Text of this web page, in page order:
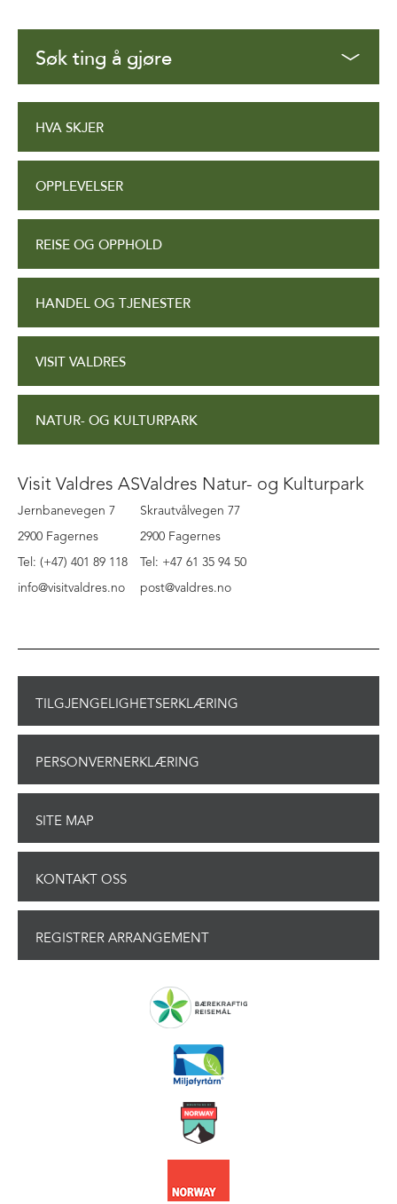
Søk ting å gjøre
HVA SKJER
OPPLEVELSER
REISE OG OPPHOLD
HANDEL OG TJENESTER
VISIT VALDRES
NATUR- OG KULTURPARK
Visit Valdres AS
Jernbanevegen 7
2900 Fagernes
Tel: (+47) 401 89 118
info@visitvaldres.no
Valdres Natur- og Kulturpark
Skrautvålvegen 77
2900 Fagernes
Tel: +47 61 35 94 50
post@valdres.no
TILGJENGELIGHETSERKLÆRING
PERSONVERNERKLÆRING
SITE MAP
KONTAKT OSS
REGISTRER ARRANGEMENT